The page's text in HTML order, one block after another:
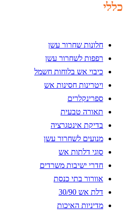
כללי
חלונות שחרור עשן
רפפות לשחרור עשן
כיבוי אש בלוחות חשמל
ויטרינות חסינות אש
ספרינקלרים
תאורה טבעית
בדיקת אינטגרציה
מנועים לשחרור עשן
סוגי דלתות אש
חדרי ישיבות משרדים
אוורור בתי כנסת
דלת אש 30/90
מדיניות האיכות